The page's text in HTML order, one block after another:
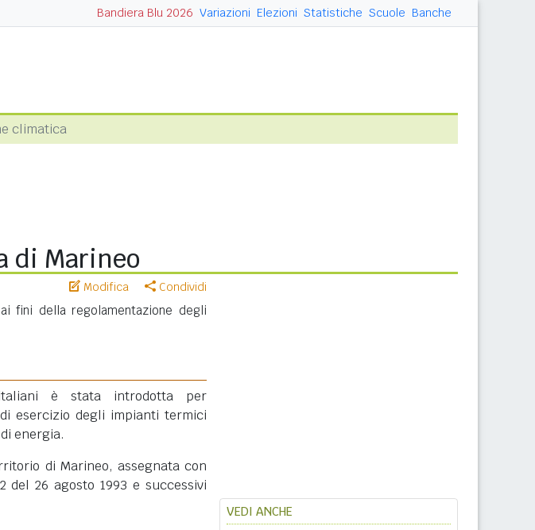
Bandiera Blu 2026 Variazioni Elezioni Statistiche Scuole Banche
climatica
di Marineo
Modifica Condividi
fini della regolamentazione degli
è stata introdotta per
esercizio degli impianti termici
energia.
di Marineo, assegnata con
del 26 agosto 1993 e successivi
VEDI ANCHE